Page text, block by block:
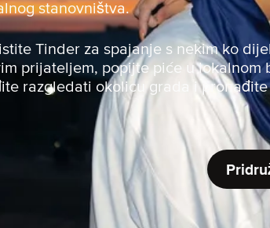
stanovništva.
Tinder za spajanje s nekim ko
prijateljem, popijte piće u
razgledati okolicu grada i